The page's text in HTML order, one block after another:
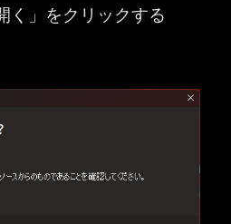
く」をクリックする